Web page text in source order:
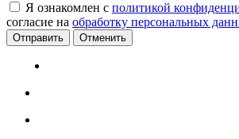
Я ознакомлен с политикой
согласие на обработку персональных
Отменить